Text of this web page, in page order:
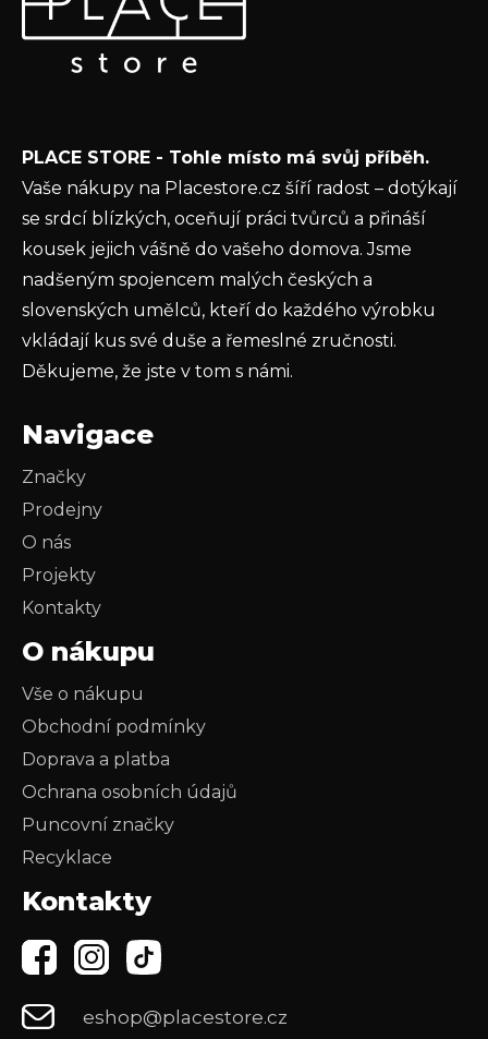
Vložte svůj e-mail a my vám budeme zasílat informace o
nových produktech na našem e-shopu.
ochrany osobních údajů
PŘIHLÁSIT SE
PLACE STORE - Tohle místo má svůj příběh.
Vaše nákupy na Placestore.cz šíří radost – dotýkají
se srdcí blízkých, oceňují práci tvůrců a přináší
kousek jejich vášně do vašeho domova. Jsme
nadšeným spojencem malých českých a
slovenských umělců, kteří do každého výrobku
vkládají kus své duše a řemeslné zručnosti.
Děkujeme, že jste v tom s námi.
Navigace
Značky
Prodejny
O nás
Projekty
Kontakty
O nákupu
Vše o nákupu
Obchodní podmínky
Doprava a platba
Ochrana osobních údajů
Puncovní značky
Recyklace
Kontakty
eshop@placestore.cz